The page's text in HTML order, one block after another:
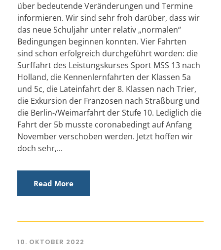
über bedeutende Veränderungen und Termine
informieren. Wir sind sehr froh darüber, dass wir
das neue Schuljahr unter relativ „normalen“
Bedingungen beginnen konnten. Vier Fahrten
sind schon erfolgreich durchgeführt worden: die
Surffahrt des Leistungskurses Sport MSS 13 nach
Holland, die Kennenlernfahrten der Klassen 5a
und 5c, die Lateinfahrt der 8. Klassen nach Trier,
die Exkursion der Franzosen nach Straßburg und
die Berlin-/Weimarfahrt der Stufe 10. Lediglich die
Fahrt der 5b musste coronabedingt auf Anfang
November verschoben werden. Jetzt hoffen wir
doch sehr,...
Read More
10. OKTOBER 2022